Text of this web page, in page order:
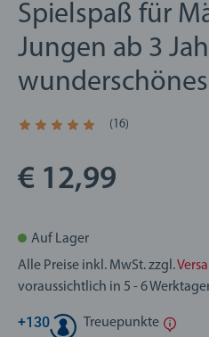
Spielspaß für
Jungen ab 3
Durchschnittliche Bewertung
(16)
€ 12,99
Auf Lager
Alle Preise inkl. MwSt. zzgl.
voraussichtlich in 5 - 6
+130 Treuepunkte